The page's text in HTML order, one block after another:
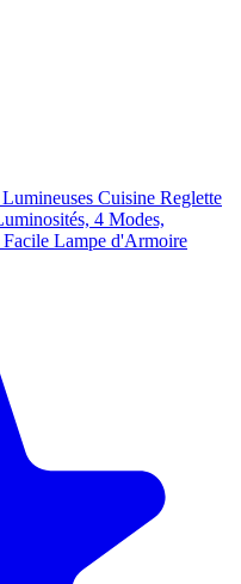
Cuisine Reglette
4 Modes,
Lampe d'Armoire